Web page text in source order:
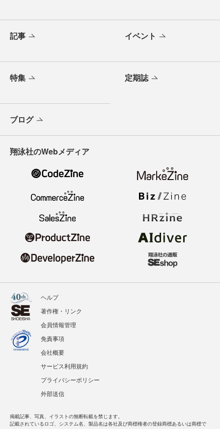
記事 イベント
特集 定期誌
ブログ
翔泳社のWebメディア
ヘルプ
著作権・リンク
会員情報管理
免責事項
会社概要
サービス利用規約
プライバシーポリシー
外部送信
掲載記事、写真、イラストの無断転載を禁じます。
記載されているロゴ、システム名、製品名は各社及び商標権者の登録商標あるいは商標で